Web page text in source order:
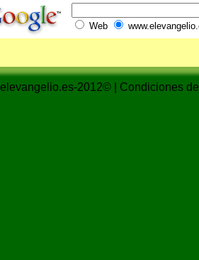
Web
2012© | Condiciones